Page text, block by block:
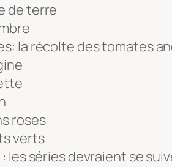
de terre
la récolte des tomates
roses
verts
: les séries devraient se